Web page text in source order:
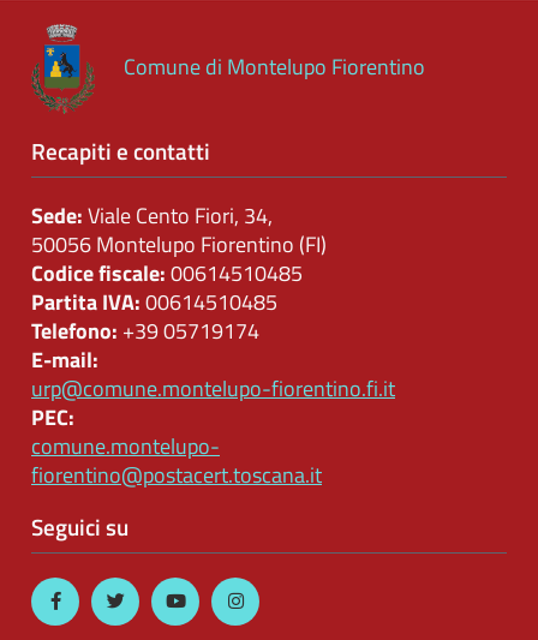
Comune di Montelupo Fiorentino
Recapiti e contatti
Sede:Viale Cento Fiori, 34,
50056 Montelupo Fiorentino (FI)
Codice fiscale:00614510485
Partita IVA:00614510485
Telefono: +39 05719174
E-mail:
urp@comune.montelupo-fiorentino.fi.it
PEC:
comune.montelupo-
fiorentino@postacert.toscana.it
Seguici su
rilievi
sull'amministrazione
sulle
economiche
Servizi
erogati
Pagamenti
dell'amministrazione
Opere
pubbliche
Pianificazione
governo